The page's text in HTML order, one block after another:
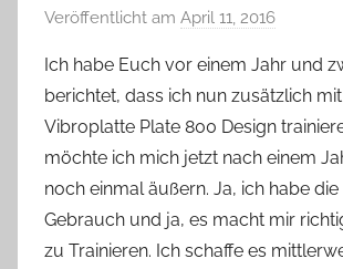
Veröffentlicht am April 11, 2016
n
Y
v
o
n
n
e
Ich habe Euch vor einem Jahr und
berichtet, dass ich nun zusätzlich
Vibroplatte Plate 800 Design
möchte ich mich jetzt nach einem
noch einmal äußern. Ja, ich habe
Gebrauch und ja, es macht mir
zu Trainieren. Ich schaffe es